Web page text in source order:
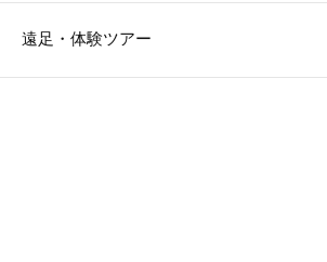
遠足・体験ツアー